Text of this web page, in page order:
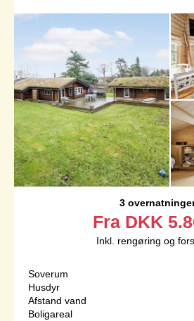
3
Fra DKK
Inkl. rengøring og
Soverum
Husdyr
Afstand vand
Boligareal